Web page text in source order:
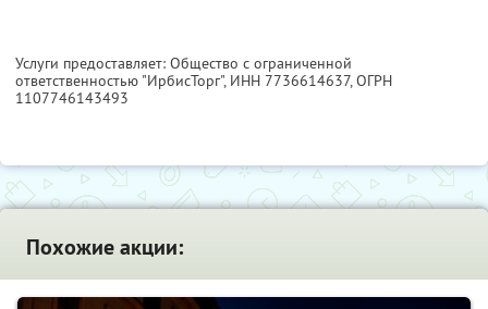
Услуги предоставляет: Общество с ограниченной
ответственностью "ИрбисТорг", ИНН 7736614637, ОГРН
1107746143493
Похожие акции: